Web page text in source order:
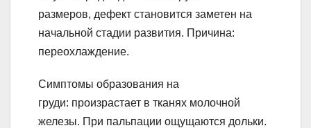
размеров, дефект становится заметен на
начальной стадии развития. Причина:
переохлаждение.
Симптомы образования на
груди: произрастает в тканях молочной
железы. При пальпации ощущаются дольки.